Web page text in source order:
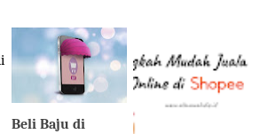
Beli Baju di